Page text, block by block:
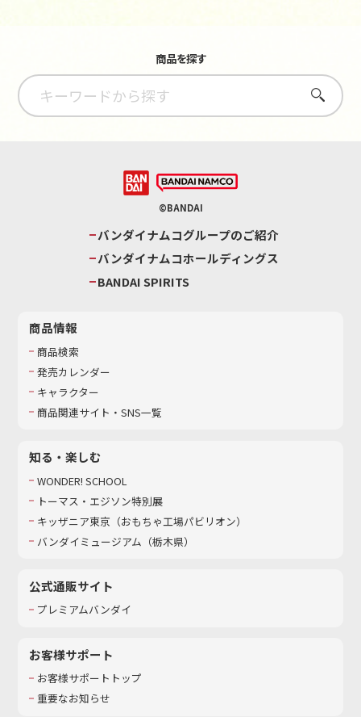
商品を探す
さがす
©BANDAI
バンダイナムコグループのご紹介
バンダイナムコホールディングス
BANDAI SPIRITS
商品情報
商品検索
発売カレンダー
キャラクター
商品関連サイト・SNS一覧
知る・楽しむ
WONDER! SCHOOL
トーマス・エジソン特別展
キッザニア東京（おもちゃ工場パビリオン）​
バンダイミュージアム（栃木県）
公式通販サイト
プレミアムバンダイ
お客様サポート
お客様サポートトップ
重要なお知らせ